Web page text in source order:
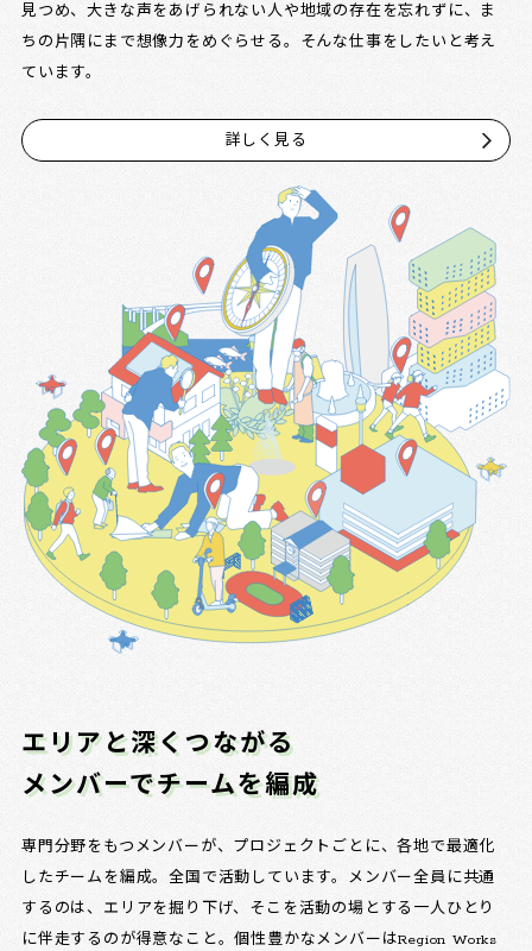
見つめ、大きな声をあげられない人や地域の存在を忘れずに、ま
ちの片隅にまで想像力をめぐらせる。そんな仕事をしたいと考え
ています。
詳しく見る
エリアと深くつながる
メンバーでチームを編成
専門分野をもつメンバーが、プロジェクトごとに、各地で最適化
したチームを編成。全国で活動しています。メンバー全員に共通
するのは、エリアを掘り下げ、そこを活動の場とする一人ひとり
に伴走するのが得意なこと。個性豊かなメンバーはRegion Works